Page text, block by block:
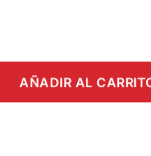
AÑADIR AL